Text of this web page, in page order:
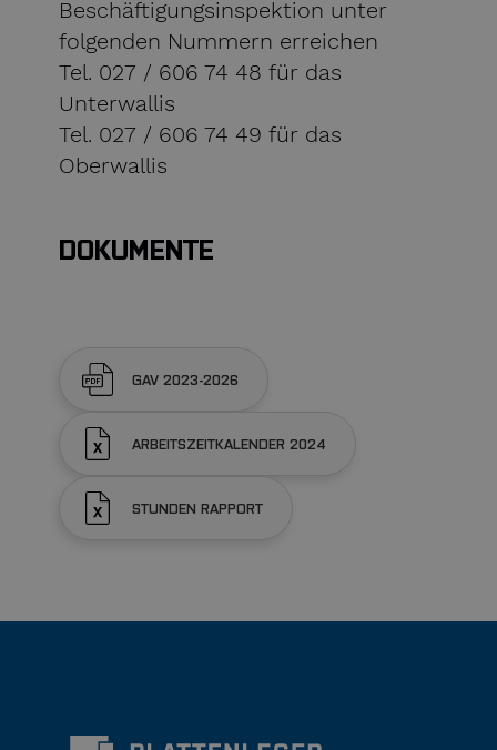
Beschäftigungsinspektion unter
folgenden Nummern erreichen
Tel. 027 / 606 74 48 für das
Unterwallis
Tel. 027 / 606 74 49 für das
Oberwallis
DOKUMENTE
GAV 2023-2026
ARBEITSZEITKALENDER 2024
STUNDEN RAPPORT